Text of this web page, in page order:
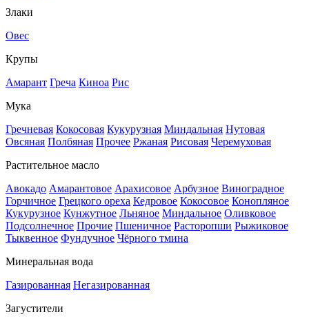
Злаки
Овес
Крупы
Амарант Греча Киноа Рис
Мука
Гречневая Кокосовая Кукурузная Миндальная Нутовая
Овсяная Полбяная Прочее Ржаная Рисовая Черемуховая
Растительное масло
Авокадо Амарантовое Арахисовое Арбузное Виноградное
Горчичное Грецкого ореха Кедровое Кокосовое Конопляное
Кукурузное Кунжутное Льняное Миндальное Оливковое
Подсолнечное Прочие Пшеничное Расторопши Рыжиковое
Тыквенное Фундучное Чёрного тмина
Минеральная вода
Газированная Негазированная
Загустители